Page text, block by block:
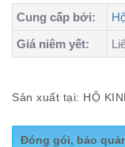
Cung cấp bởi:
Giá niêm yết:
Sản xuất tại: HỘ
Đóng gói, bảo